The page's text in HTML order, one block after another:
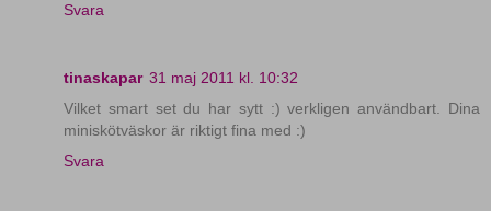
Svara
tinaskapar 31 maj 2011 kl. 10:32
Vilket smart set du har sytt :) verkligen användbart. Dina
miniskötväskor är riktigt fina med :)
Svara